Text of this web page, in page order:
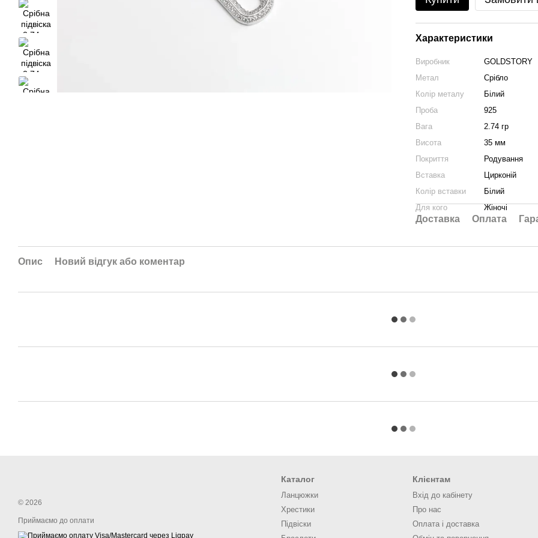
Характеристики
Виробник
GOLDSTORY
Метал
Срібло
Колір металу
Білий
Проба
925
Вага
2.74 гр
Висота
35 мм
Покриття
Родування
Вставка
Цирконій
Колір вставки
Білий
Для кого
Жіночі
Доставка Оплата
Опис Новий відгук або коментар
© 2026
Приймаємо до оплати
Каталог
Ланцюжки
Хрестики
Підвіски
Клієнтам
Вхід до кабінету
Про нас
Оплата і доставка